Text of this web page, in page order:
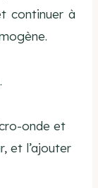
continuer à
onde et
et l’ajouter